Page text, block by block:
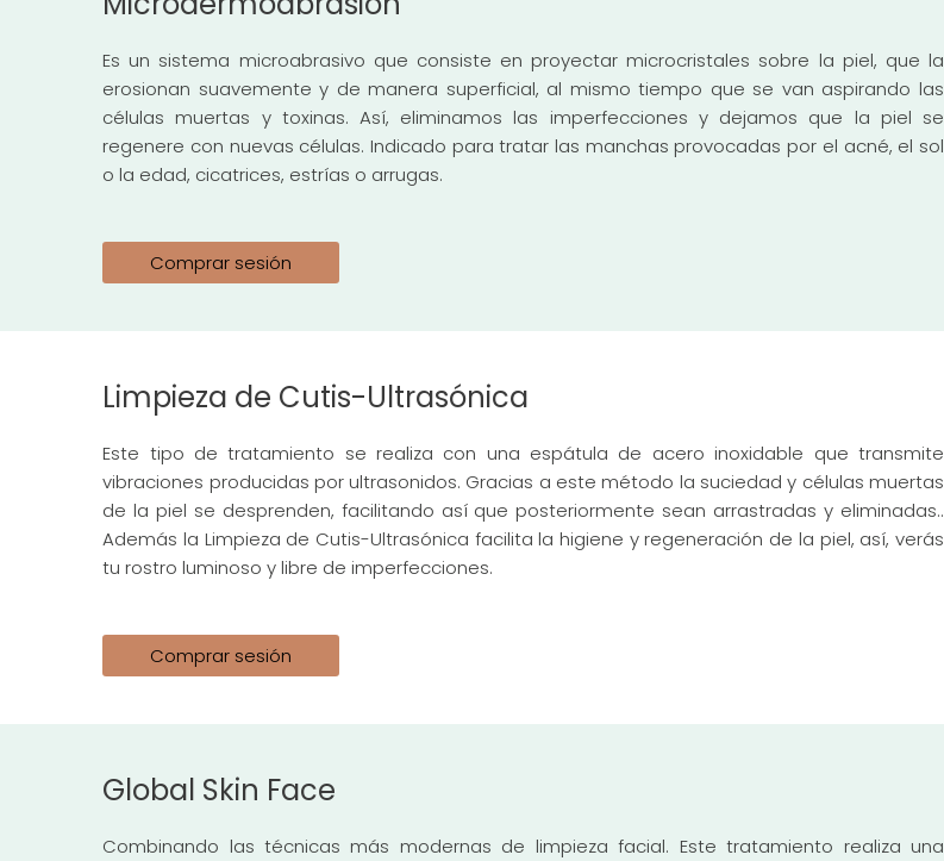
Es un sistema microabrasivo que consiste en proyectar microcristales sobre la piel, que la
erosionan suavemente y de manera superficial, al mismo tiempo que se van aspirando las
células muertas y toxinas. Así, eliminamos las imperfecciones y dejamos que la piel se
regenere con nuevas células. Indicado para tratar las manchas provocadas por el acné, el sol
o la edad, cicatrices, estrías o arrugas.
Comprar sesión
Limpieza de Cutis-Ultrasónica
Este tipo de tratamiento se realiza con una espátula de acero inoxidable que transmite
vibraciones producidas por ultrasonidos. Gracias a este método la suciedad y células muertas
de la piel se desprenden, facilitando así que posteriormente sean arrastradas y eliminadas..
Además la Limpieza de Cutis-Ultrasónica facilita la higiene y regeneración de la piel, así, verás
tu rostro luminoso y libre de imperfecciones.
Comprar sesión
Global Skin Face
Combinando las técnicas más modernas de limpieza facial. Este tratamiento realiza una